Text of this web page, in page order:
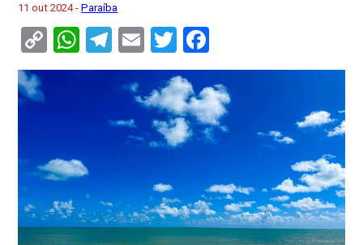
11 out 2024 -Paraíba
Copy
Link
WhatsApp
Telegram
EmailTwitter